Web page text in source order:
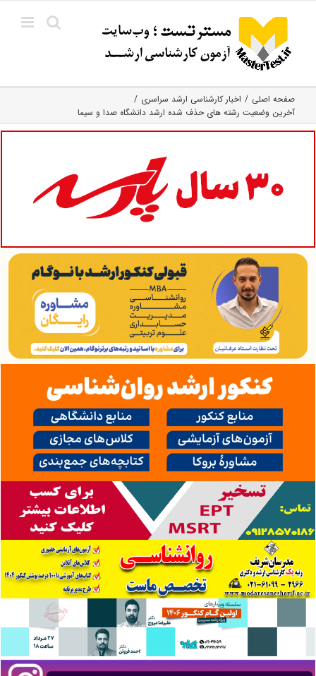
content
صفحه اصلی
اخبار کارشناسی ارشد سراسری
آخرین وضعیت رشته های حذف شده ارشد دانشگاه صدا و سیما